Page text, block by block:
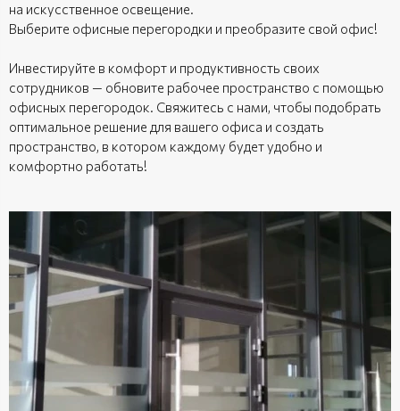
на искусственное освещение.
Выберите офисные перегородки и преобразите свой офис!
Инвестируйте в комфорт и продуктивность своих
сотрудников — обновите рабочее пространство с помощью
офисных перегородок. Свяжитесь с нами, чтобы подобрать
оптимальное решение для вашего офиса и создать
пространство, в котором каждому будет удобно и
комфортно работать!